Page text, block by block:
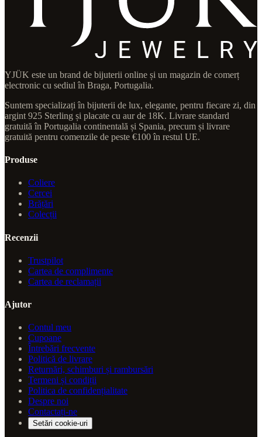
YJÜK este un brand de bijuterii online și un magazin de comerț
electronic cu sediul în Braga, Portugalia.
Suntem specializați în bijuterii de lux, elegante, pentru fiecare zi, din
argint 925 Sterling și placate cu aur de 18K. Livrare standard
gratuită în Portugalia continentală și Spania, precum și livrare
gratuită pentru comenzile de peste €100 în restul UE.
Produse
Coliere
Cercei
Brățări
Colecții
Recenzii
Trustpilot
Cartea de complimente
Cartea de reclamații
Ajutor
Contul meu
Cupoane
Întrebări frecvente
Politică de livrare
Returnări, schimburi și rambursări
Termeni și condiții
Politica de confidențialitate
Despre noi
Contactați-ne
Setări cookie-uri